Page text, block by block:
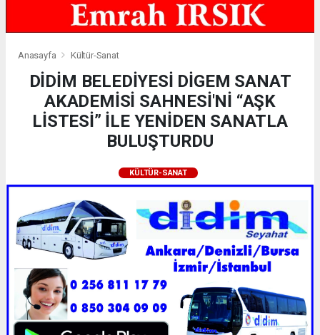
Anasayfa Kültür-Sanat
DİDİM BELEDİYESİ DİGEM SANAT
AKADEMİSİ SAHNESİ'Nİ “AŞK
LİSTESİ” İLE YENİDEN SANATLA
BULUŞTURDU
KÜLTÜR-SANAT